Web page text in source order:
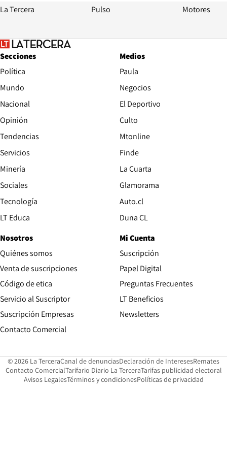
La Tercera Pulso Motores
Secciones
Política
Mundo
Nacional
Opinión
Tendencias
Servicios
Minería
Sociales
Tecnología
LT Educa
Medios
Paula
Negocios
El Deportivo
Culto
Mtonline
Finde
La Cuarta
Glamorama
Auto.cl
Duna CL
Nosotros
Quiénes somos
Venta de suscripciones
Código de etica Opens in new window
Servicio al Suscriptor
Suscripción Empresas
Contacto Comercial
Mi Cuenta
Suscripción
Papel Digital
Preguntas Frecuentes
LT Beneficios
Newsletters
© 2026 La TerceraCanal de denunciasOpens in new window
Declaración de InteresesOpens in
Remates
Contacto ComercialOpens in new window
Tarifario Diario La TerceraOpens in new window
Tarifas publicidad electoral
Avisos LegalesOpens in new window
Términos y condicionesPolíticas de privacidad